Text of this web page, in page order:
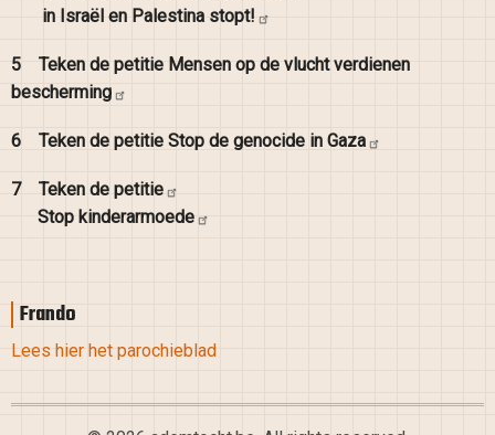
in Israël en Palestina stopt!
5 Teken de petitie Mensen op de vlucht verdienen
bescherming
6 Teken de petitie Stop de genocide in Gaza
7 Teken de petitie
Stop kinderarmoede
Frando
Lees hier het parochieblad